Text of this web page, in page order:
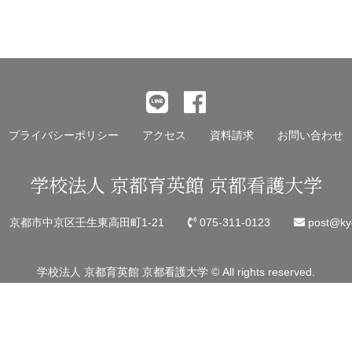
プライバシーポリシー アクセス 資料請求 お問い合わせ
学校法人 京都育英館 京都看護大学
都市中京区壬生東高田町1-21 075-311-0123
学校法人 京都育英館 京都看護大学 © All rights reserved.